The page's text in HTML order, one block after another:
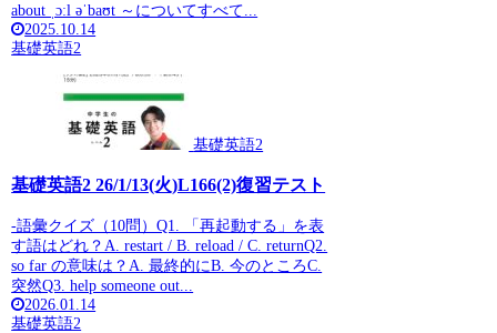
about ˌɔːl əˈbaʊt ～についてすべて...
2025.10.14
基礎英語2
基礎英語2
基礎英語2 26/1/13(火)L166(2)復習テスト
-語彙クイズ（10問）Q1. 「再起動する」を表
す語はどれ？A. restart / B. reload / C. returnQ2.
so far の意味は？A. 最終的にB. 今のところC.
突然Q3. help someone out...
2026.01.14
基礎英語2